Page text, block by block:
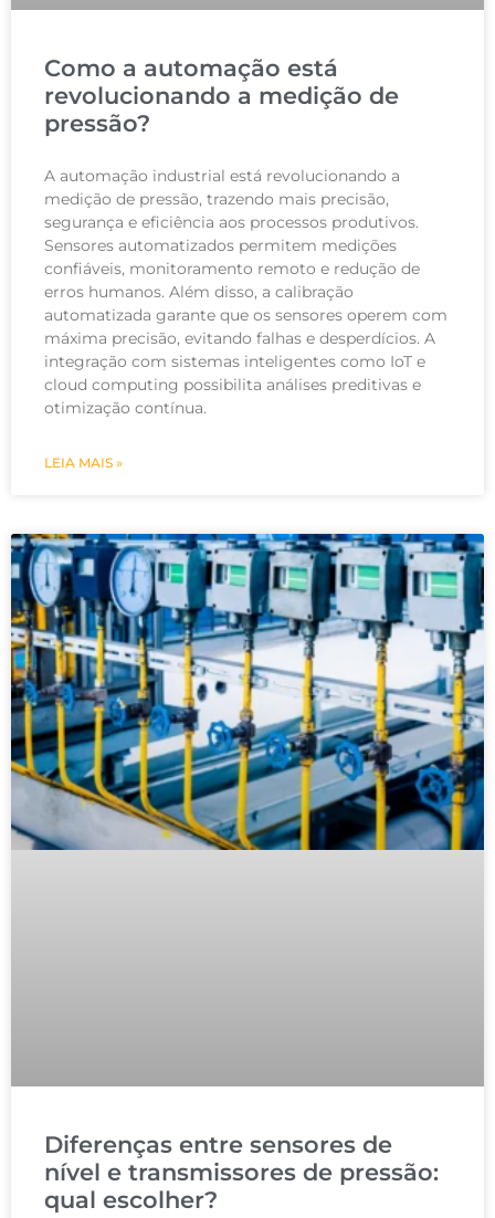
Como a automação está
revolucionando a medição de
pressão?
A automação industrial está revolucionando a
medição de pressão, trazendo mais precisão,
segurança e eficiência aos processos produtivos.
Sensores automatizados permitem medições
confiáveis, monitoramento remoto e redução de
erros humanos. Além disso, a calibração
automatizada garante que os sensores operem com
máxima precisão, evitando falhas e desperdícios. A
integração com sistemas inteligentes como IoT e
cloud computing possibilita análises preditivas e
otimização contínua.
LEIA MAIS »
Diferenças entre sensores de
nível e transmissores de pressão:
qual escolher?